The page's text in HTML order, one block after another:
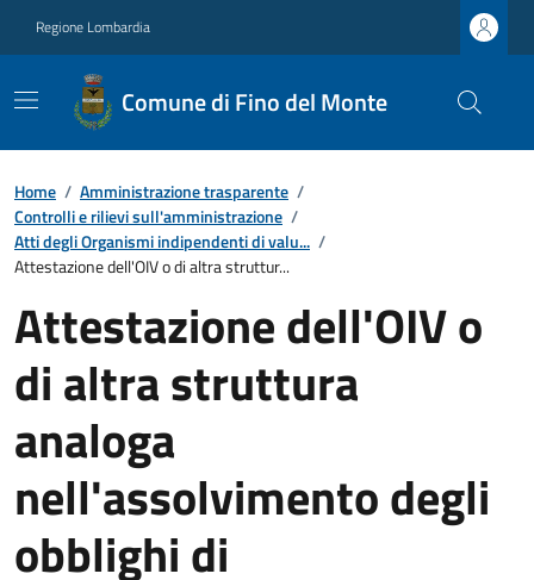
Regione Lombardia
Comune di Fino del Monte
Home / Amministrazione trasparente /
Controlli e rilievi sull'amministrazione /
Atti degli Organismi indipendenti di valu... /
Attestazione dell'OIV o di altra struttur...
Attestazione dell'OIV o
di altra struttura
analoga
nell'assolvimento degli
obblighi di